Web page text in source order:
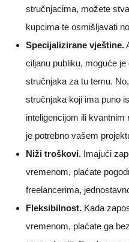
stručnjacima, možete
kupcima te osmišljavati
Specijalizirane vještine.
ciljanu publiku, moguće
stručnjaka za tu temu.
stručnjaka koji ima puno
inteligencijom ili
je potrebno vašem
Niži troškovi. Imajući
vremenom, plaćate
freelancerima,
Fleksibilnost. Kada
vremenom, plaćate ga